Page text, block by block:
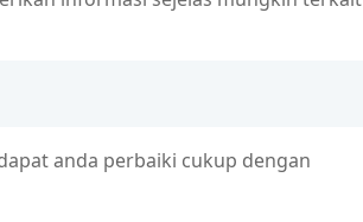
anda perbaiki cukup dengan